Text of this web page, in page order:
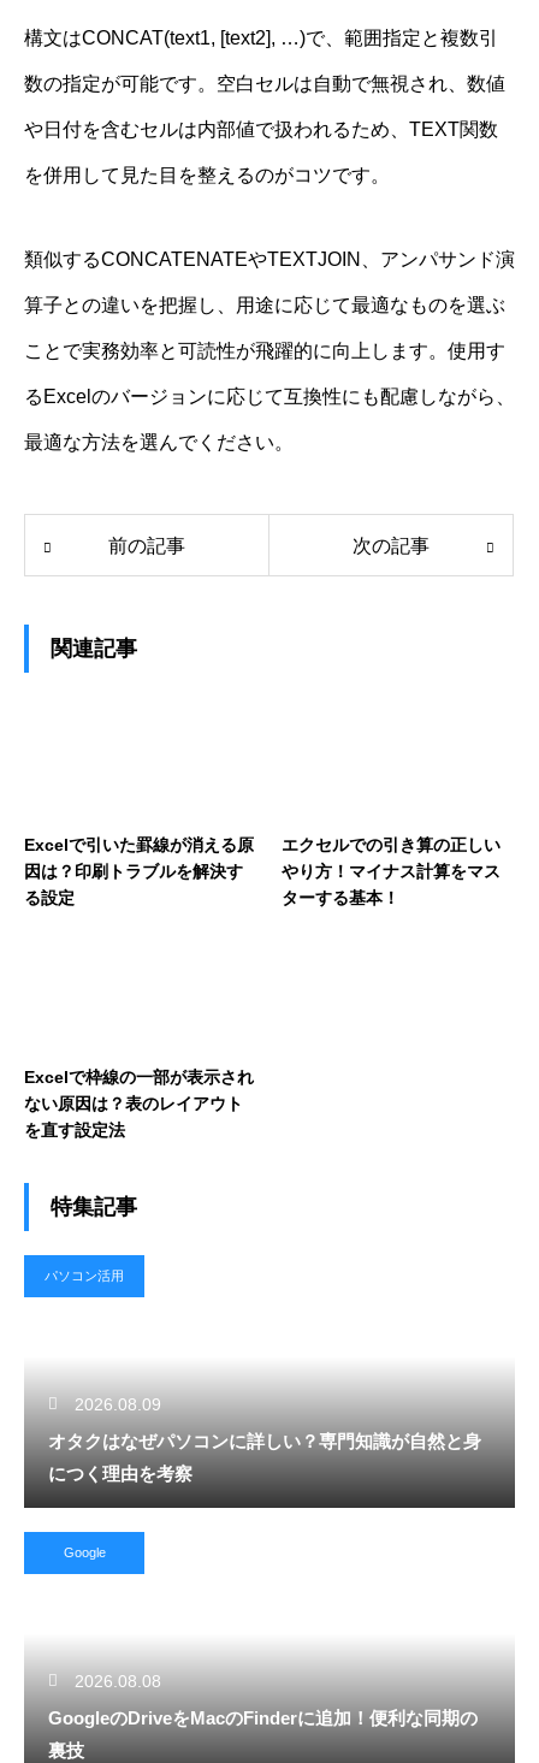
構文はCONCAT(text1, [text2], …)で、範囲指定と複数引
数の指定が可能です。空白セルは自動で無視され、数値
や日付を含むセルは内部値で扱われるため、TEXT関数
を併用して見た目を整えるのがコツです。
類似するCONCATENATEやTEXTJOIN、アンパサンド演
算子との違いを把握し、用途に応じて最適なものを選ぶ
ことで実務効率と可読性が飛躍的に向上します。使用す
るExcelのバージョンに応じて互換性にも配慮しながら、
最適な方法を選んでください。
前の記事 次の記事
関連記事
Excelで引いた罫線が消える原
因は？印刷トラブルを解決す
る設定
エクセルでの引き算の正しい
やり方！マイナス計算をマス
ターする基本！
Excelで枠線の一部が表示され
ない原因は？表のレイアウト
を直す設定法
特集記事
パソコン活用
2026.08.09
オタクはなぜパソコンに詳しい？専門知識が自然と身
につく理由を考察
Google
2026.08.08
GoogleのDriveをMacのFinderに追加！便利な同期の
裏技